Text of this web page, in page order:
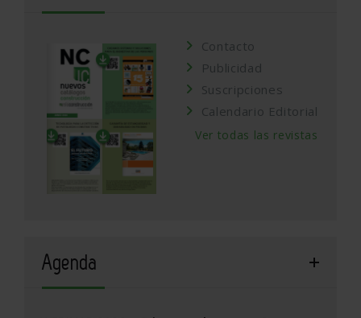
Contacto
Publicidad
Suscripciones
Calendario Editorial
Ver todas las revistas
Agenda